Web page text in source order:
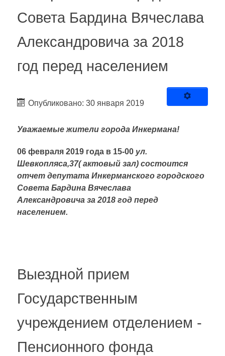
Совета Бардина Вячеслава
Александровича за 2018
год перед населением
Опубликовано: 30 января 2019
Уважаемые жители города Инкермана!
06 февраля 2019 года в 15-00 ул.
Шевкопляса,37( актовый зал) состоится
отчет депутата Инкерманского городского
Совета Бардина Вячеслава
Александровича за 2018 год перед
населением.
Выездной прием
Государственным
учреждением отделением -
Пенсионного фонда